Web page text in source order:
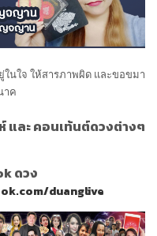
ในใจ ให้สารภาพผิด และขอขมา
าค
และ คอนเท้นต์ดวงต่างๆ
ดวง
duanglive